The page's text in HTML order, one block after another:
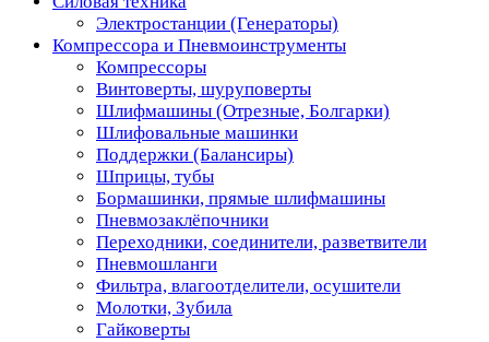
Электростанции (Генераторы)
Компрессора и Пневмоинструменты
Компрессоры
Винтоверты, шуруповерты
Шлифмашины (Отрезные, Болгарки)
Шлифовальные машинки
Поддержки (Балансиры)
Шприцы, тубы
Бормашинки, прямые шлифмашины
Пневмозаклёпочники
Переходники, соединители, разветвители
Пневмошланги
Фильтра, влагоотделители, осушители
Молотки, Зубила
Гайковерты